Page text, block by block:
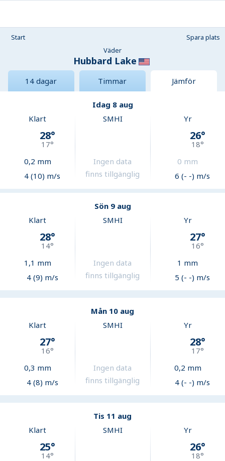
Start
Spara plats
Väder
Hubbard Lake
14 dagar Timmar Jämför
Idag 8 aug
Klart
28°
17°
0,2 mm
4 (10) m/s
SMHI
Ingen data
finns tillgänglig
Yr
26°
18°
0 mm
6 (- -) m/s
Sön 9 aug
Klart
28°
14°
1,1 mm
4 (9) m/s
SMHI
Ingen data
finns tillgänglig
Yr
27°
16°
1 mm
5 (- -) m/s
Mån 10 aug
Klart
27°
16°
0,3 mm
4 (8) m/s
SMHI
Ingen data
finns tillgänglig
Yr
28°
17°
0,2 mm
4 (- -) m/s
Tis 11 aug
Klart
25°
14°
SMHI Yr
26°
18°